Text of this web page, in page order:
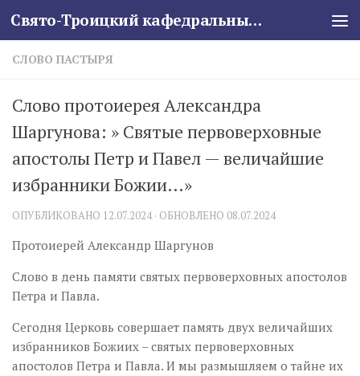
Skip to content Свято-Троицкий кафедральный собор
СЛОВО ПАСТЫРЯ
Слово протоиерея Александра
Шаргунова: » Святые первоверховные
апостолы Петр и Павел — величайшие
избранники Божии…»
ОПУБЛИКОВАНО 12.07.2024· ОБНОВЛЕНО 08.07.2024
Протоиерей Александр Шаргунов
Слово в день памяти святых первоверховных апостолов
Петра и Павла.
Сегодня Церковь совершает память двух величайших
избранников Божиих – святых первоверховных
апостолов Петра и Павла. И мы размышляем о тайне их